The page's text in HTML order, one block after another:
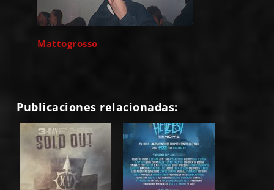
Mattogrosso
Publicaciones relacionadas: